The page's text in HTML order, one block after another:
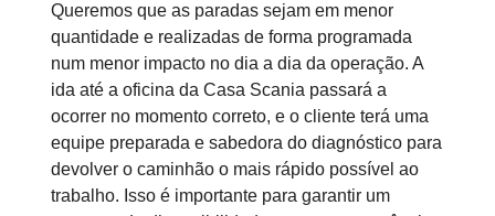
Queremos que as paradas sejam em menor
quantidade e realizadas de forma programada
num menor impacto no dia a dia da operação. A
ida até a oficina da Casa Scania passará a
ocorrer no momento correto, e o cliente terá uma
equipe preparada e sabedora do diagnóstico para
devolver o caminhão o mais rápido possível ao
trabalho. Isso é importante para garantir um